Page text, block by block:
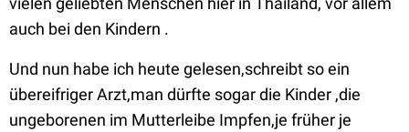
auch bei den Kindern .
Und nun habe ich heute gelesen,schreibt so ein
übereifriger Arzt,man dürfte sogar die Kinder ,die
ungeborenen im Mutterleibe Impfen,je früher je